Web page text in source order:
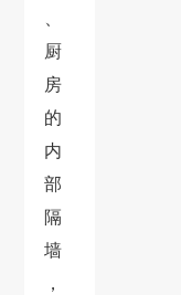
厨
房
的
内
部
隔
墙
，